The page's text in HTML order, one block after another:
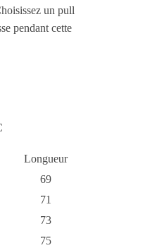
un pull
pendant cette
Longueur
69
71
73
75